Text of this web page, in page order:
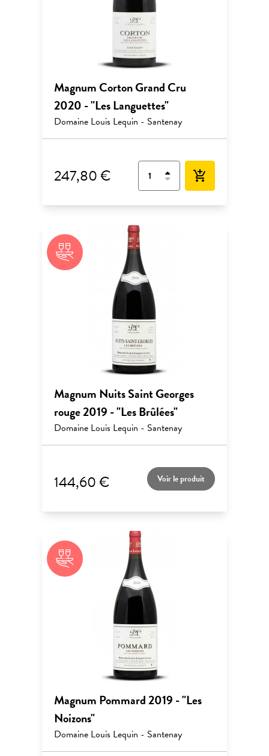
Magnum Corton Grand Cru
2020 - "Les Languettes"
Domaine Louis Lequin - Santenay
247,80 € add_shopping_cart
Magnum Nuits Saint Georges
rouge 2019 - "Les Brûlées"
Domaine Louis Lequin - Santenay
144,60 € Voir le produit
Magnum Pommard 2019 - "Les
Noizons"
Domaine Louis Lequin - Santenay